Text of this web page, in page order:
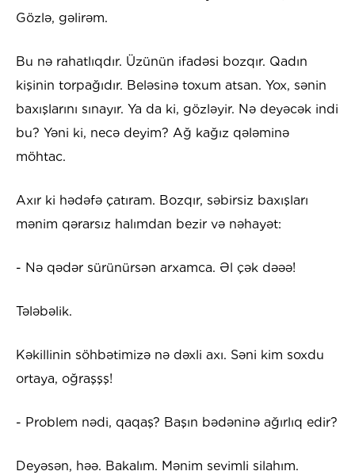
Gözlə, gəlirəm.
Bu nə rahatlıqdır. Üzünün ifadəsi bozqır. Qadın
kişinin torpağıdır. Beləsinə toxum atsan. Yox, sənin
baxışlarını sınayır. Ya da ki, gözləyir. Nə deyəcək indi
bu? Yəni ki, necə deyim? Ağ kağız qələminə
möhtac.
Axır ki hədəfə çatıram. Bozqır, səbirsiz baxışları
mənim qərarsız halımdan bezir və nəhayət:
- Nə qədər sürünürsən arxamca. Əl çək dəəə!
Tələbəlik.
Kəkillinin söhbətimizə nə dəxli axı. Səni kim soxdu
ortaya, oğraşşş!
- Problem nədi, qaqaş? Başın bədəninə ağırlıq edir?
Deyəsən, həə. Bakalım. Mənim sevimli silahım.